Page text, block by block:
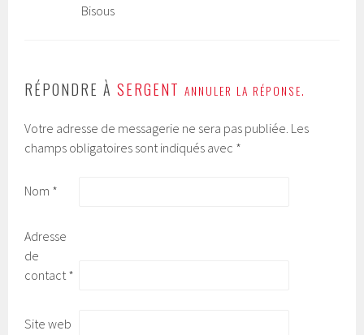
Bisous
RÉPONDRE ÀSERGENT ANNULER LA RÉPONSE.
Votre adresse de messagerie ne sera pas publiée. Les
champs obligatoires sont indiqués avec *
Nom *
Adresse
de
contact *
Site web